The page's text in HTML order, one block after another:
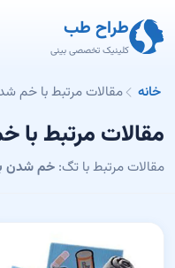
طراح طب
کلینیک تخصصی بینی
خانه مقالات مرتبط با خم
مقالات مرتبط با
مقالات مرتبط با تگ: خم شدن